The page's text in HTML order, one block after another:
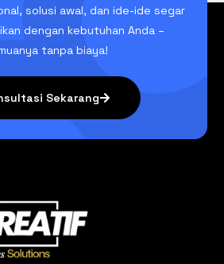
solusi awal, dan ide-ide segar
dengan kebutuhan Anda –
tanpa biaya!
Sekarang